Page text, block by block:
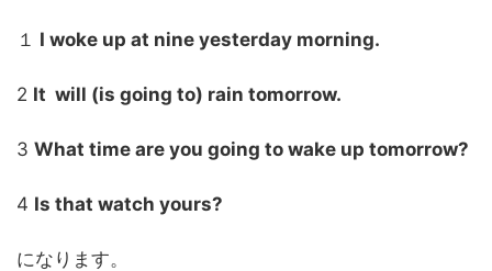
１ I woke up at nine yesterday morning.
2 It will (is going to) rain tomorrow.
3 What time are you going to wake up tomorrow?
4 Is that watch yours?
になります。